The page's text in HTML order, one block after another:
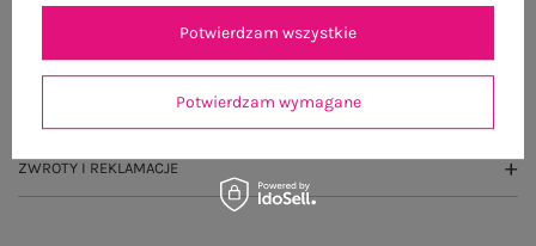
ZWROTY I REKLAMACJE
Potwierdzam wymagane
Potwierdzam wszystkie